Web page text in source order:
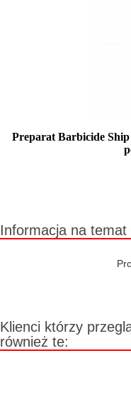
Preparat Barbicide Ship
Informacja na
Klienci którzy
również te: